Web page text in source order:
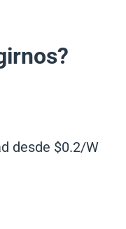
desde $0.2/W